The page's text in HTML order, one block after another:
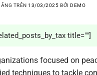
TRÊN13/03/2025 BỞIDEMO
title=""]
focused on
techniques to tackle